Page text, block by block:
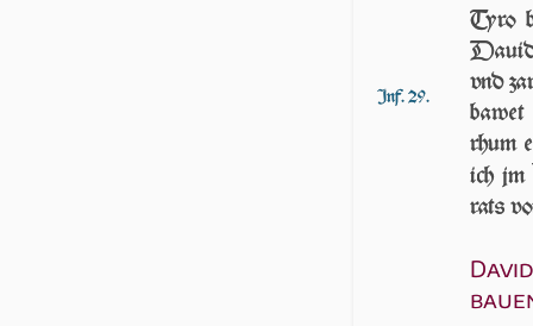
Inf. 29.
Ty­ro
vnd
rhum
ich jm
rats